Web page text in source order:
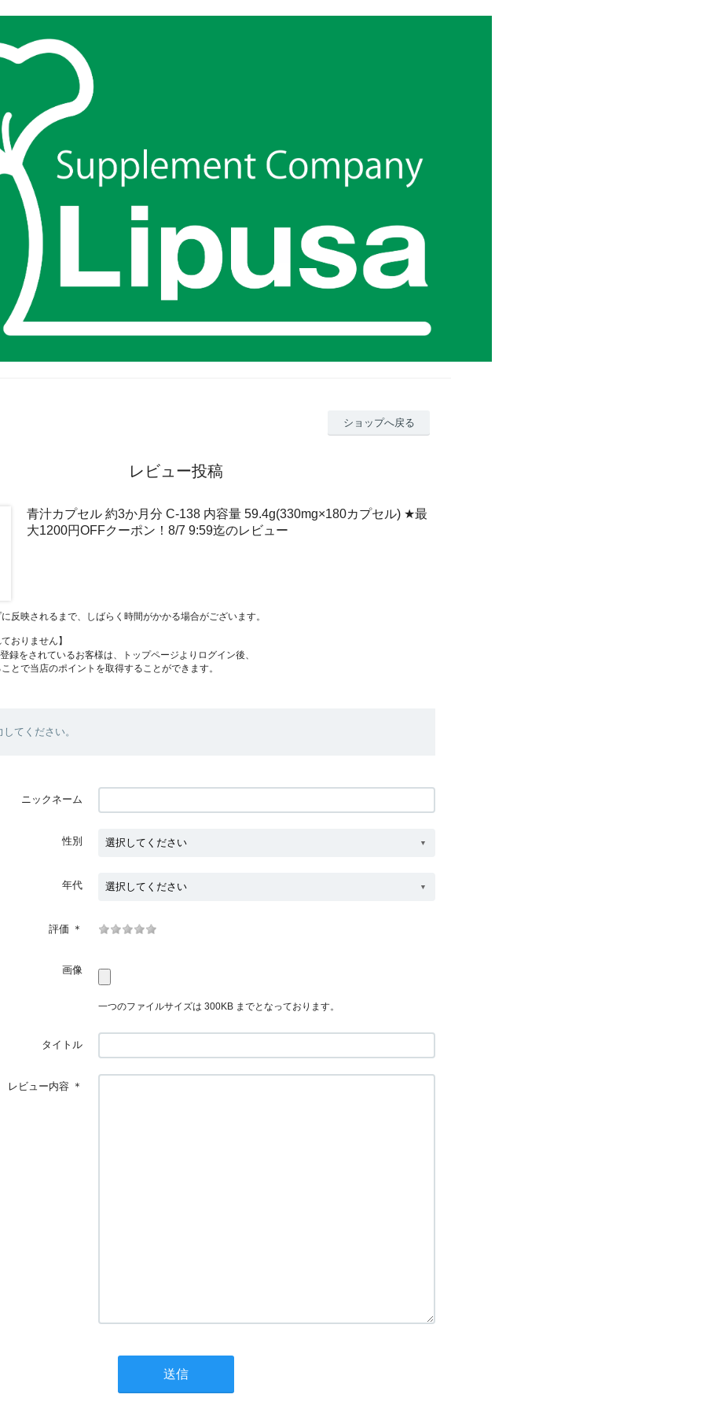
ショップへ戻る
レビュー投稿
青汁カプセル 約3か月分 C-138 内容量 59.4g(330mg×180カプセル) ★最
大1200円OFFクーポン！8/7 9:59迄のレビュー
反映されるまで、しばらく時間がかかる場合がございます。
おりません】
録をされているお客様は、トップページよりログイン後、
とで当店のポイントを取得することができます。
てください。
ニックネーム
性別
年代
評価 ＊
画像
一つのファイルサイズは 300KB までとなっております。
タイトル
レビュー内容 ＊